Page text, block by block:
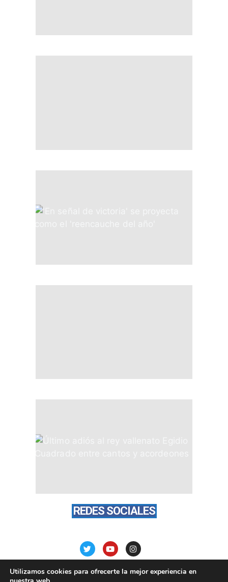
REDES SOCIALES
Utilizamos cookies para ofrecerte la mejor experiencia en